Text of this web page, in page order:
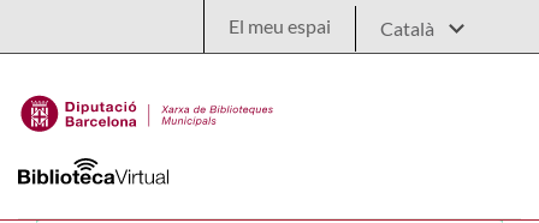
El meu espai